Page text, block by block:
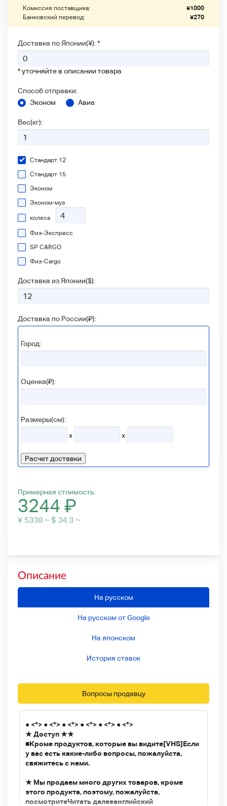
Комиссия поставщика: ¥1000
Банковский перевод:
¥270
Доставка по Японии(¥): *
* уточняйте в описании товара
Способ отправки:
Эконом
Авиа
Вес(кг):
Стандарт 12
Стандарт 15
Эконом
Эконом-муз
колеса
Физ-Экспресс
SP CARGO
Физ-Сargo
Доставка из Японии($):
Доставка по России(₽):
Город:
Оценка(₽):
Размеры(см):
x
x
Расчет доставки
Примерная стоимость:
3244 ₽
¥ 5338 ~ $ 34.3 ~
Описание
На русском
На русском от Google
На японском
История ставок
Вопросы продавцу
● <*> ● <*> ● <*> ● <*> ● <*> ● <*>
★ Доступ ★★
■Кроме продуктов, которые вы видите[VHS]Если
у вас есть какие-либо вопросы, пожалуйста,
свяжитесь с нами.
★ Мы продаем много других товаров, кроме
этого продукта, поэтому, пожалуйста,
посмотритеЧитать далееанглийский